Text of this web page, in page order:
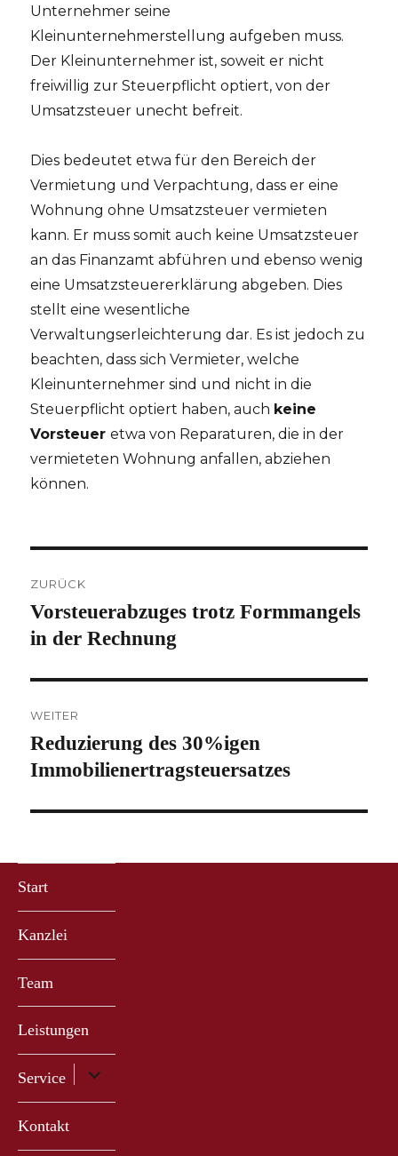
Unternehmer seine
Kleinunternehmerstellung aufgeben muss.
Der Kleinunternehmer ist, soweit er nicht
freiwillig zur Steuerpflicht optiert, von der
Umsatzsteuer unecht befreit.
Dies bedeutet etwa für den Bereich der
Vermietung und Verpachtung, dass er eine
Wohnung ohne Umsatzsteuer vermieten
kann. Er muss somit auch keine Umsatzsteuer
an das Finanzamt abführen und ebenso wenig
eine Umsatzsteuererklärung abgeben. Dies
stellt eine wesentliche
Verwaltungserleichterung dar. Es ist jedoch zu
beachten, dass sich Vermieter, welche
Kleinunternehmer sind und nicht in die
Steuerpflicht optiert haben, auch keine
Vorsteueretwa von Reparaturen, die in der
vermieteten Wohnung anfallen, abziehen
können.
ZURÜCK
Vorheriger
Beitrag:
Vorsteuerabzuges trotz Formmangels
in der Rechnung
WEITER
Nächster
Beitrag:
Reduzierung des 30%igen
Immobilienertragsteuersatzes
Start
Kanzlei
Team
Leistungen
Service
Untermenü
anzeigen
Kontakt